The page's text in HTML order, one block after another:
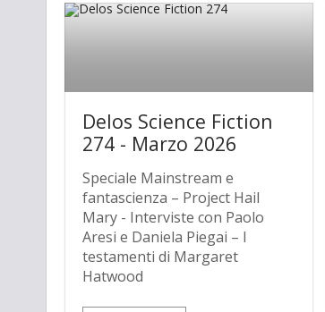
Delos Science Fiction
274 - Marzo 2026
Speciale Mainstream e
fantascienza – Project Hail
Mary - Interviste con Paolo
Aresi e Daniela Piegai – I
testamenti di Margaret
Hatwood